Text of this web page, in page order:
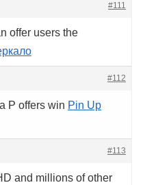
#111
offer users the
#112
P offers win Pin Up
#113
and millions of other